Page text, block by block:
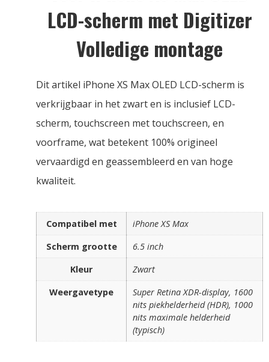
LCD-scherm met Digitizer
Volledige montage
Dit artikel iPhone XS Max OLED LCD-scherm is
verkrijgbaar in het zwart en is inclusief LCD-
scherm, touchscreen met touchscreen, en
voorframe, wat betekent 100% origineel
vervaardigd en geassembleerd en van hoge
kwaliteit.
Compatibel met
iPhone XS Max
Scherm grootte
6.5 inch
Kleur
Zwart
Weergavetype
Super Retina XDR-display, 1600
nits piekhelderheid (HDR), 1000
nits maximale helderheid
(typisch)